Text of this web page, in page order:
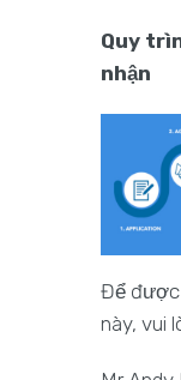
Quy
nhận
Để được
này, vui